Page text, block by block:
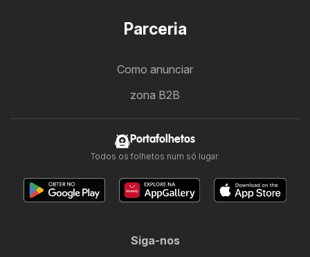
Parceria
Como anunciar
zona B2B
Portafolhetos
Todos os folhetos num só lugar.
Siga-nos